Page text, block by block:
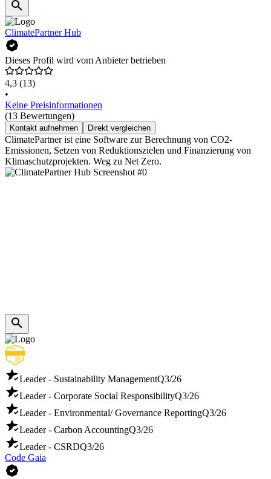
ClimatePartner Hub
Dieses Profil wird vom Anbieter betrieben
4,3 (13)
•
Keine Preisinformationen
(13 Bewertungen)
Kontakt aufnehmen Direkt vergleichen
ClimatePartner ist eine Software zur Berechnung von CO2-
Emissionen, Setzen von Reduktionszielen und Finanzierung von
Klimaschutzprojekten. Weg zu Net Zero.
Leader - Sustainability ManagementQ3/26
Leader - Corporate Social ResponsibilityQ3/26
Leader - Environmental/ Governance ReportingQ3/26
Leader - Carbon AccountingQ3/26
Leader - CSRDQ3/26
Code Gaia